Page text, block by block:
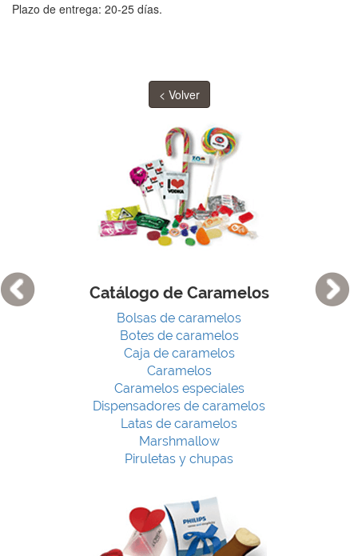
Plazo de entrega: 20-25 días.
< Volver
Catálogo de Caramelos
Bolsas de caramelos
Botes de caramelos
Caja de caramelos
Caramelos
Caramelos especiales
Dispensadores de caramelos
Latas de caramelos
Marshmallow
Piruletas y chupas